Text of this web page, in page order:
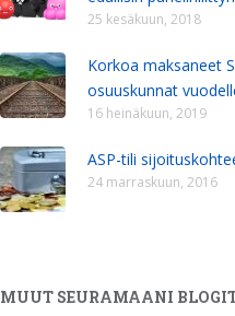
25 kesäkuun, 2018
Korkoa maksaneet
osuuskunnat
16 heinäkuun, 2019
ASP-tili
24 marraskuun, 2016
MUUT SEURAMAANI